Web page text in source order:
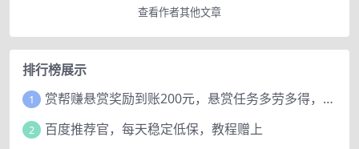
查看作者其他文章
排行榜展示
1 赏帮赚悬赏奖励到账200元，悬赏任务多劳多得，人人可做。
2 百度推荐官，每天稳定低保，教程赠上